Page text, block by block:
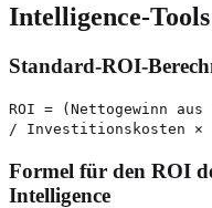
Intelligence-Tools
Standard-ROI-
ROI = (Nettogewinn
/ Investitionskosten ×
Formel für den ROI
Intelligence